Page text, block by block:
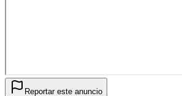
Reportar este anuncio